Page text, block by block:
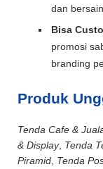
dan
Bisa
promosi
branding
Produk
Tenda Cafe &
& Display, Tenda
Piramid Tenda